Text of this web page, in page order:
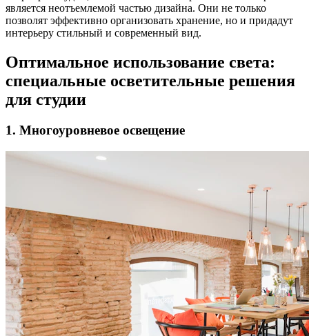
является неотъемлемой частью дизайна. Они не только
позволят эффективно организовать хранение, но и придадут
интерьеру стильный и современный вид.
Оптимальное использование света:
специальные осветительные решения
для студии
1. Многоуровневое освещение